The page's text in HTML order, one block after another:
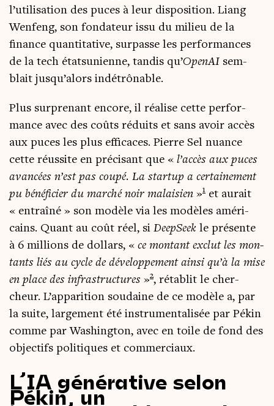
l’utilisation des puces à leur dis­po­si­tion. Liang
Wen­feng, son fon­da­teur issu du milieu de la
finance quan­ti­ta­tive, sur­passe les per­for­mances
de la tech état­su­nienne, tan­dis qu’Ope­nAI sem­
blait jusqu’alors indétrônable.
Plus sur­pre­nant encore, il réa­lise cette per­for­
mance avec des coûts réduits et sans avoir accès
aux puces les plus effi­caces. Pierre Sel nuance
cette réus­site en pré­ci­sant que « l’accès aux puces
avan­cées n’est pas cou­pé. La star­tup a cer­tai­ne­ment
pu béné­fi­cier du mar­ché noir malai­sien »1 et aurait
« entraî­né » son modèle via les modèles amé­ri­
cains. Quant au coût réel, si Deep­Seek le pré­sente
à 6 mil­lions de dol­lars, « ce mon­tant exclut les mon­
tants liés au cycle de déve­lop­pe­ment ain­si qu’à la mise
en place des infra­struc­tures »2, réta­blit le cher­
cheur. L’apparition sou­daine de ce modèle a, par
la suite, lar­ge­ment été ins­tru­men­ta­li­sée par Pékin
comme par Washing­ton, avec en toile de fond des
objec­tifs poli­tiques et commerciaux.
L’IA générative selon
Pékin, un